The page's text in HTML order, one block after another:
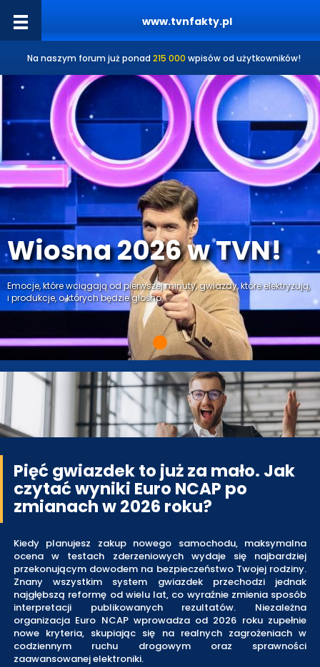
www.tvnfakty.pl
Na naszym forum już ponad 215 000 wpisów od użytkowników!
Wiosna 2026 w TVN!
Emocje, które wciągają od pierwszej minuty, gwiazdy, które elektryzują,
i produkcje, o których będzie głośno.
Pięć gwiazdek to już za mało. Jak
czytać wyniki Euro NCAP po
zmianach w 2026 roku?
Kiedy planujesz zakup nowego samochodu, maksymalna
ocena w testach zderzeniowych wydaje się najbardziej
przekonującym dowodem na bezpieczeństwo Twojej rodziny.
Znany wszystkim system gwiazdek przechodzi jednak
najgłębszą reformę od wielu lat, co wyraźnie zmienia sposób
interpretacji publikowanych rezultatów. Niezależna
organizacja Euro NCAP wprowadza od 2026 roku zupełnie
nowe kryteria, skupiając się na realnych zagrożeniach w
codziennym ruchu drogowym oraz sprawności
zaawansowanej elektroniki.